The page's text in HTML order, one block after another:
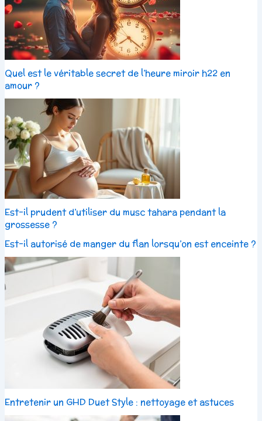
Quel est le véritable secret de l’heure miroir h22 en
amour ?
Est-il prudent d’utiliser du musc tahara pendant la
grossesse ?
Est-il autorisé de manger du flan lorsqu’on est enceinte ?
Entretenir un GHD Duet Style : nettoyage et astuces